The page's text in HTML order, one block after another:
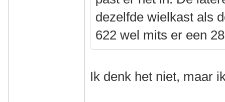
dezelfde wielkast als
622 wel mits er een
Ik denk het niet, maar